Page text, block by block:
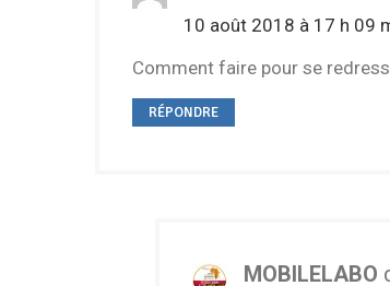
10 août 2018 à 17 h 09
Comment faire pour se
RÉPONDRE
MOBILELABO